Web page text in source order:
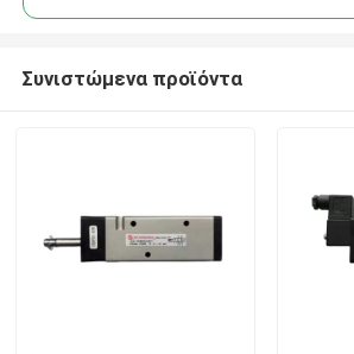
Συνιστώμενα προϊόντα